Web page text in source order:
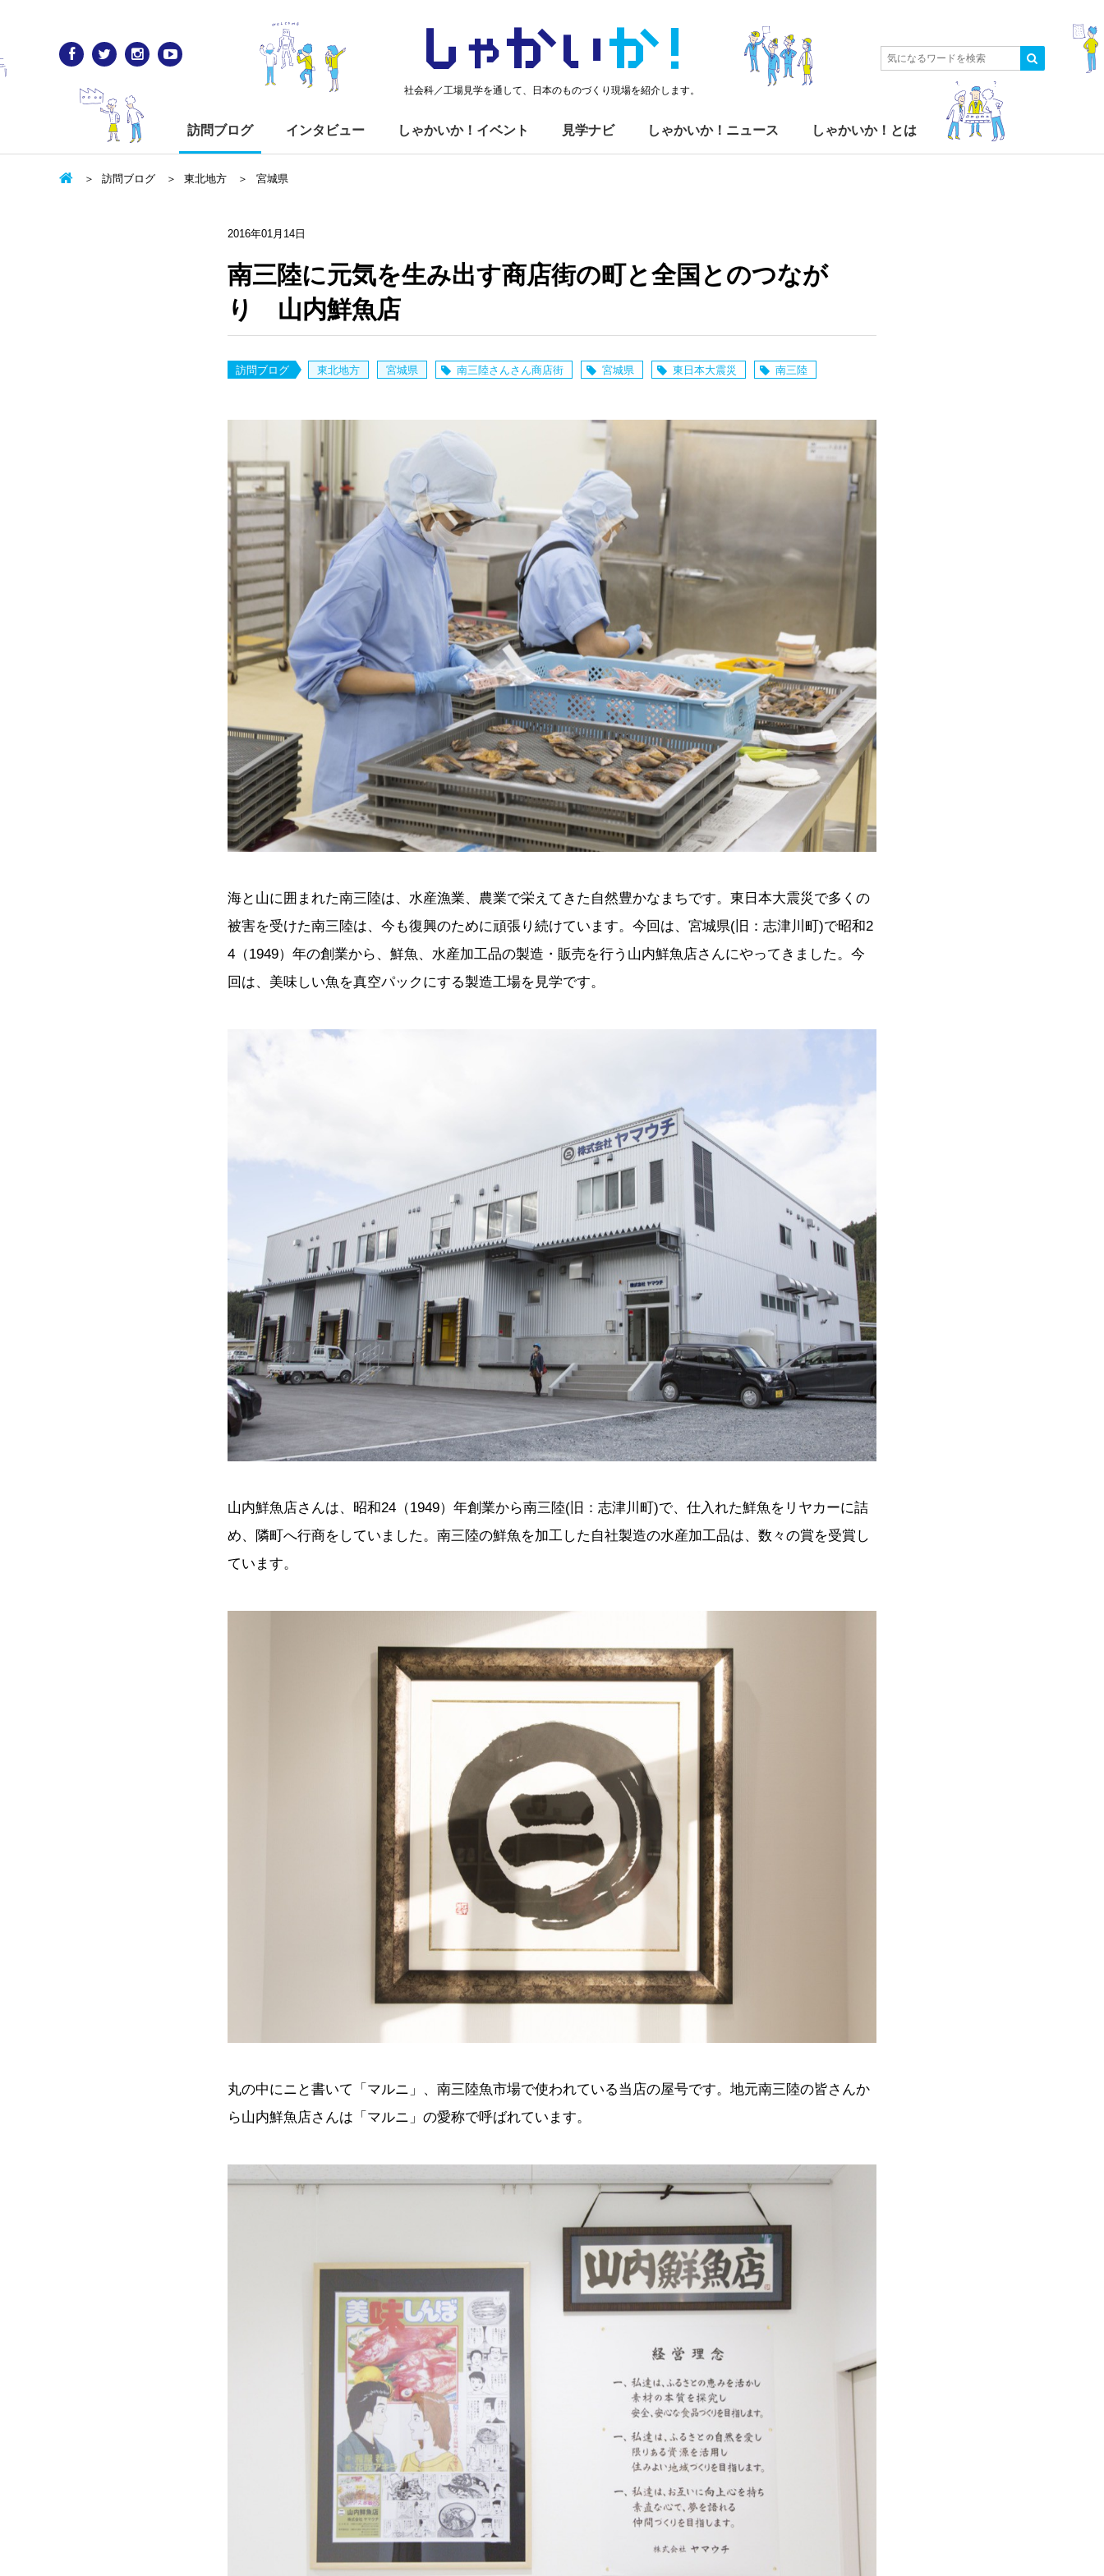
しゃかいか！
社会科／工場見学を通して、日本のものづくり現場を紹介します。
訪問ブログ インタビュー しゃかいか！イベント 見学ナビ しゃかいか！ニュース しゃかいか！とは
訪問ブログ 東北地方 宮城県
2016年01月14日
南三陸に元気を生み出す商店街の町と全国とのつなが
り 山内鮮魚店
訪問ブログ 東北地方 宮城県 南三陸さんさん商店街 宮城県 東日本大震災 南三陸
海と山に囲まれた南三陸は、水産漁業、農業で栄えてきた自然豊かなまちです。東日本大震災で多くの
被害を受けた南三陸は、今も復興のために頑張り続けています。今回は、宮城県(旧：志津川町)で昭和2
4（1949）年の創業から、鮮魚、水産加工品の製造・販売を行う山内鮮魚店さんにやってきました。今
回は、美味しい魚を真空パックにする製造工場を見学です。
山内鮮魚店さんは、昭和24（1949）年創業から南三陸(旧：志津川町)で、仕入れた鮮魚をリヤカーに詰
め、隣町へ行商をしていました。南三陸の鮮魚を加工した自社製造の水産加工品は、数々の賞を受賞し
ています。
丸の中にニと書いて「マルニ」、南三陸魚市場で使われている当店の屋号です。地元南三陸の皆さんか
ら山内鮮魚店さんは「マルニ」の愛称で呼ばれています。